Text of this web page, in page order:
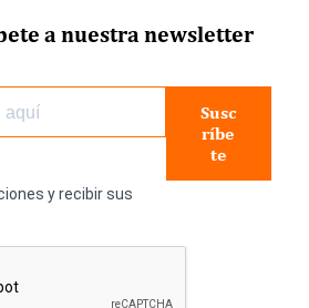
a nuestra newsletter
Susc
ríbe
te
y recibir sus